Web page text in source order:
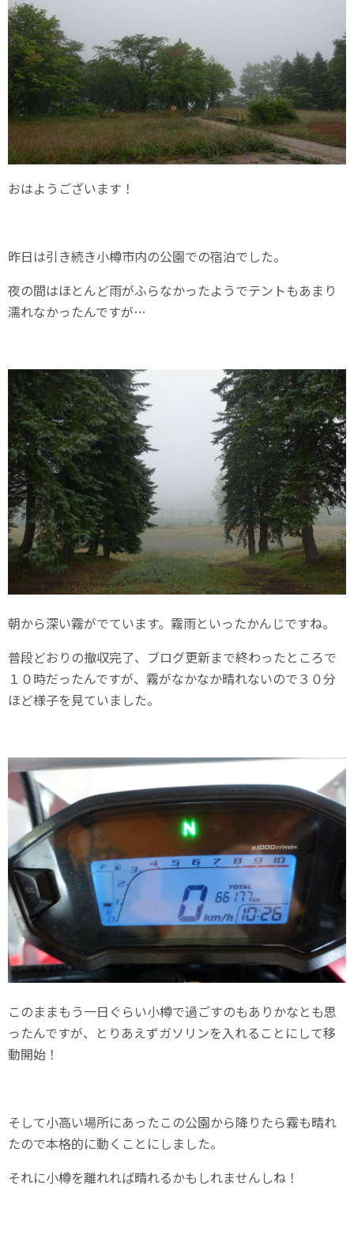
おはようございます！
昨日は引き続き小樽市内の公園での宿泊でした。
夜の間はほとんど雨がふらなかったようでテントもあまり
濡れなかったんですが…
朝から深い霧がでています。霧雨といったかんじですね。
普段どおりの撤収完了、ブログ更新まで終わったところで
１０時だったんですが、霧がなかなか晴れないので３０分
ほど様子を見ていました。
このままもう一日ぐらい小樽で過ごすのもありかなとも思
ったんですが、とりあえずガソリンを入れることにして移
動開始！
そして小高い場所にあったこの公園から降りたら霧も晴れ
たので本格的に動くことにしました。
それに小樽を離れれば晴れるかもしれませんしね！